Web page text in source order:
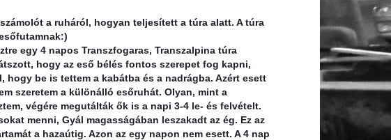
a ruháról, hogyan teljesített a túra alatt. A túra
egy 4 napos Transzfogaras, Transzalpina túra
hogy az eső bélés fontos szerepet fog kapni,
hogy be is tettem a kabátba és a nadrágba. Azért esett
szeretem a különálló esőruhát. Olyan, mint a
végére megutálták ők is a napi 3-4 le- és felvételt.
menni, Gyál magasságában leszakadt az ég. Ez az
a hazaútig. Azon az egy napon nem esett. A 4 nap